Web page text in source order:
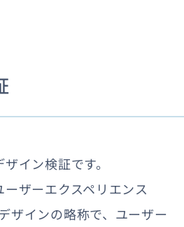
イン検証です。
ーザーエクスペリエンス
ザインの略称で、ユーザー